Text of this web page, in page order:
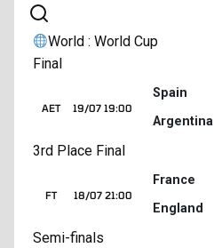
World : World Cup
Final
19/07 19:00
AET
Spain
Argentina
3rd Place Final
18/07 21:00
FT
France
England
Semi-finals